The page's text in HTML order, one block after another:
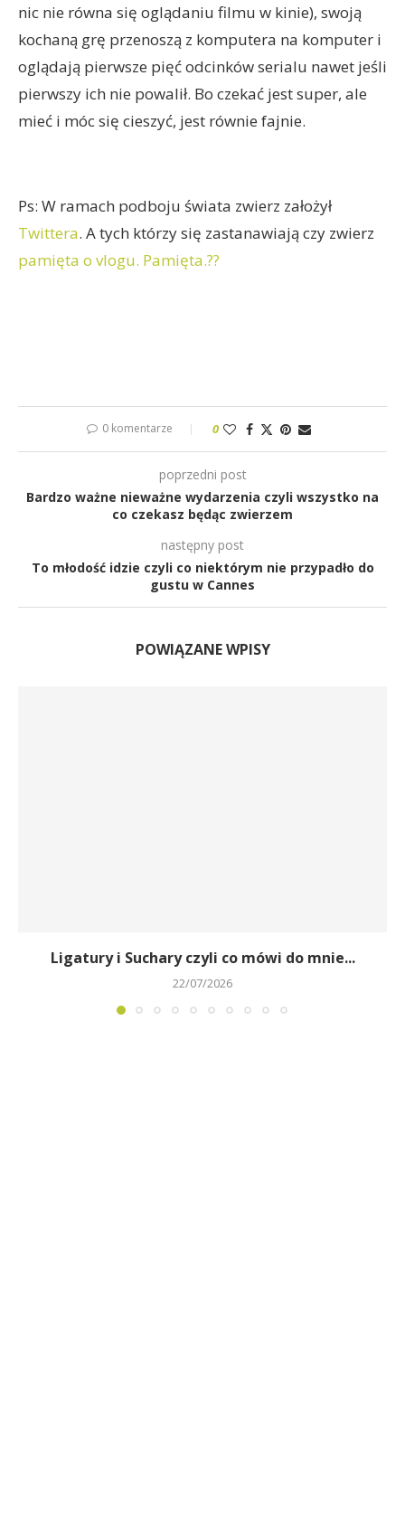
nic nie równa się oglądaniu filmu w kinie), swoją
kochaną grę przenoszą z komputera na komputer i
oglądają pierwsze pięć odcinków serialu nawet jeśli
pierwszy ich nie powalił. Bo czekać jest super, ale
mieć i móc się cieszyć, jest równie fajnie.
Ps: W ramach podboju świata zwierz założył
Twittera. A tych którzy się zastanawiają czy zwierz
pamięta o vlogu. Pamięta.??
0 komentarze 0
poprzedni post
Bardzo ważne nieważne wydarzenia czyli wszystko na
co czekasz będąc zwierzem
następny post
To młodość idzie czyli co niektórym nie przypadło do
gustu w Cannes
POWIĄZANE WPISY
Ligatury i Suchary czyli co mówi do mnie...
22/07/2026